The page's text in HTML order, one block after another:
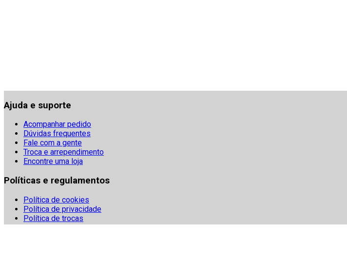
Ajuda e suporte
Acompanhar pedido
Dúvidas frequentes
Fale com a gente
Troca e arrependimento
Encontre uma loja
Políticas e regulamentos
Política de cookies
Política de privacidade
Política de trocas
Regulamentos